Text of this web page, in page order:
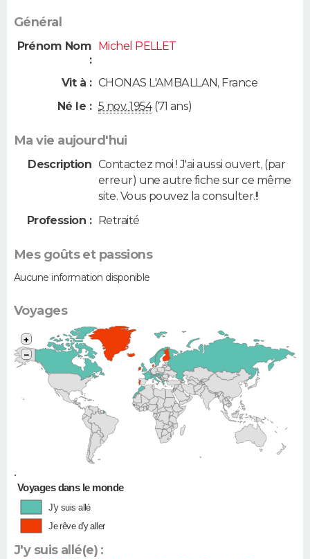
Général
Prénom Nom
:
Michel PELLET
Vit à : CHONAS L'AMBALLAN, France
Né le : 5 nov. 1954(71 ans)
Ma vie aujourd'hui
Description Contactez moi ! J'ai aussi ouvert, (par
erreur) une autre fiche sur ce même
site. Vous pouvez la consulter.!!
Profession : Retraité
Mes goûts et passions
Aucune information disponible
Voyages
•
+
−
Voyages dans le monde
J'y suis allé
Je rêve d'y aller
J'y suis allé(e) :